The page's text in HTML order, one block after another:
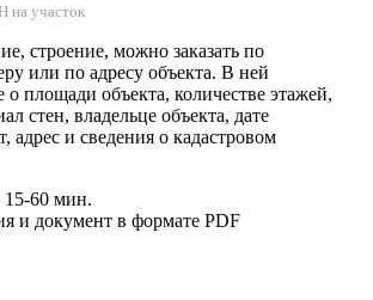
на участок
строение, можно заказать по
или по адресу объекта. В ней
о площади объекта, количестве этажей,
стен, владельце объекта, дате
адрес и сведения о кадастровом
60 мин.
и документ в формате PDF